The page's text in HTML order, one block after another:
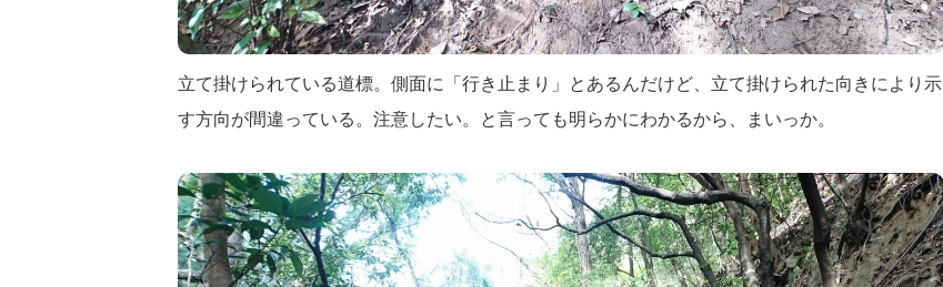
立て掛けられている道標。側面に「行き止まり」とあるんだけど、立て掛けられた向きにより示
す方向が間違っている。注意したい。と言っても明らかにわかるから、まいっか。